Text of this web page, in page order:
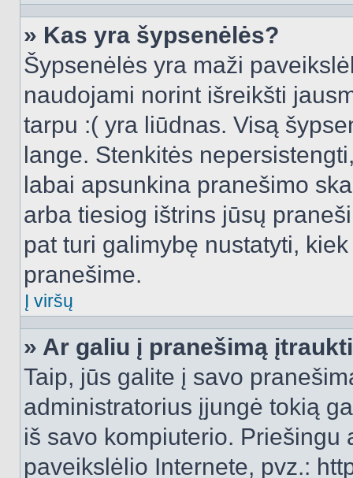
» Kas yra šypsenėlės?
Šypsenėlės yra maži
naudojami norint išreikšti
tarpu :( yra liūdnas. Visą
lange. Stenkitės
labai apsunkina pranešimo
arba tiesiog ištrins jūsų
pat turi galimybę nustatyti,
pranešime.
Į viršų
» Ar galiu į pranešimą
Taip, jūs galite į savo
administratorius įjungė tokią
iš savo kompiuterio.
paveikslėlio Internete, pvz.: